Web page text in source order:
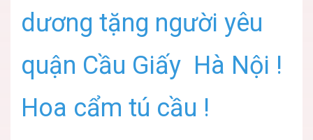
dương tặng người yêu
quận Cầu Giấy Hà Nội !
Hoa cẩm tú cầu !